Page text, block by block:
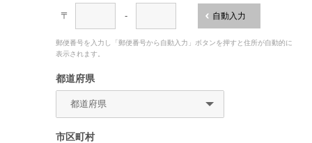
〒 - 自動入力
郵便番号を入力し「郵便番号から自動入力」ボタンを押すと住所が自動的に
表示されます。
都道府県
市区町村